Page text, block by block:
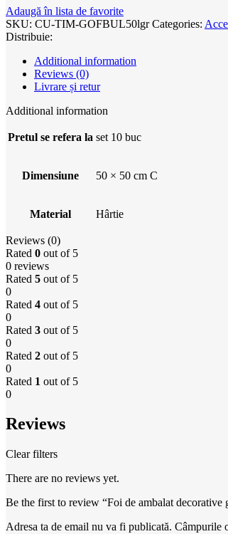
Adaugă în lista de favorite
SKU: CU-TIM-GOFBUL50lgrCategories:
Distribuie:
Additional information
Reviews (0)
Livrare și retur
Additional information
Pretul se refera la set 10 buc
Dimensiune 50 × 50 cm C
Material Hârtie
Reviews (0)
Rated 0 out of 5
0 reviews
Rated 5 out of 5
0
Rated 4 out of 5
0
Rated 3 out of 5
0
Rated 2 out of 5
0
Rated 1 out of 5
0
Reviews
Clear filters
There are no reviews yet.
Be the first to review “Foi de ambalat
Adresa ta de email nu va fi publicată. Câmpurile